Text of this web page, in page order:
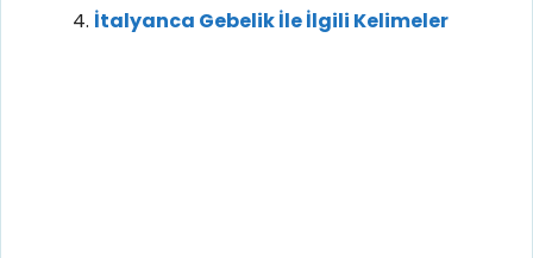
İtalyanca Gebelik İle İlgili Kelimeler